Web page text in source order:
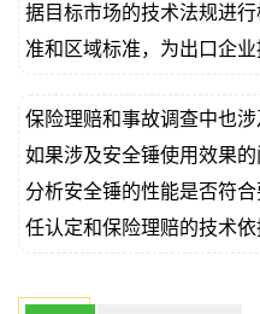
据目标市场的技术法规进
准和区域标准，为出口企
保险理赔和事故调查中也
如果涉及安全锤使用效果
分析安全锤的性能是否符
任认定和保险理赔的技术依